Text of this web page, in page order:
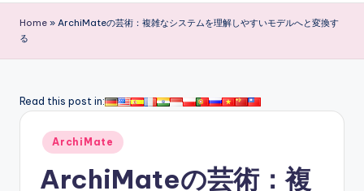
iz
a
Home » ArchiMateの芸術：複雑なシステムを理解しやすいモデルへと変換す
る
Read this post in:
Posted
in
ArchiMate
ArchiMateの芸術：複